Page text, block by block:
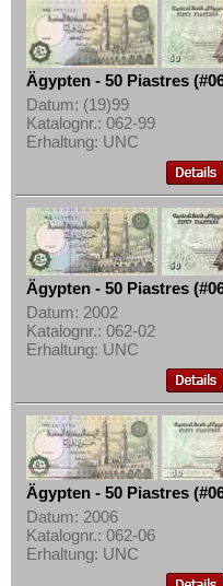
Lesotho
Liberia
Libyen
Madagaskar
Malawi
Marokko
Mauretanien
Mauritius
Mozambique
Namibia
Nigeria
Ostafrika
Portugiesisch
Rhodesien
Rhodesien &
Mehr über...
Privatsphäre und
Widerrufsbelehrung
Liefer- und
Impressum
Ägypten - 50 Piastres
Datum: (19)99
Katalognr.: 062-99
Erhaltung: UNC
Ägypten - 50 Piastres
Datum: 2002
Katalognr.: 062-02
Erhaltung: UNC
Ägypten - 50 Piastres
Datum: 2006
Katalognr.: 062-06
Erhaltung: UNC